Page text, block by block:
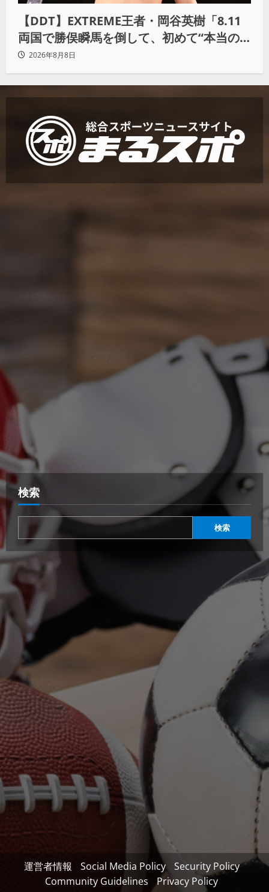
【DDT】EXTREME王者・岡谷英樹「8.11
両国で勝俣瞬馬を倒して、初めて“本当の
王者”になれる」
2026年8月8日
検索
検索
運営者情報 Social Media Policy
Security Policy
Community Guidelines
Privacy Policy